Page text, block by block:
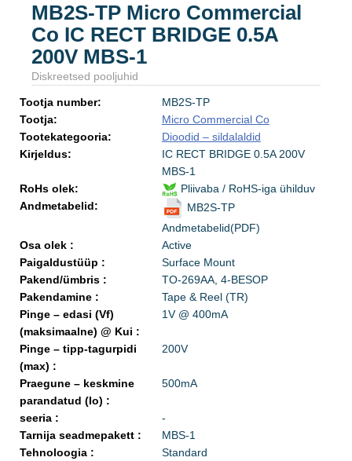
MB2S-TP Micro Commercial
Co IC RECT BRIDGE 0.5A
200V MBS-1
Diskreetsed pooljuhid
Tootja number:
MB2S-TP
Tootja:
Micro Commercial Co
Tootekategooria:
Dioodid – sildalaldid
Kirjeldus:
IC RECT BRIDGE 0.5A 200V
MBS-1
RoHs olek:
Pliivaba / RoHS-iga ühilduv
Andmetabelid:
MB2S-TP
Andmetabelid(PDF)
Osa olek :
Active
Paigaldustüüp :
Surface Mount
Pakend/ümbris :
TO-269AA, 4-BESOP
Pakendamine :
Tape & Reel (TR)
Pinge – edasi (Vf)
(maksimaalne) @ Kui :
1V @ 400mA
Pinge – tipp-tagurpidi
(max) :
200V
Praegune – keskmine
parandatud (Io) :
500mA
seeria :
-
Tarnija seadmepakett :
MBS-1
Tehnoloogia :
Standard